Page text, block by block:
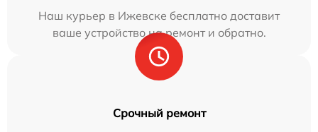
Наш курьер в Ижевске бесплатно доставит
ваше устройство на ремонт и обратно.
Срочный ремонт